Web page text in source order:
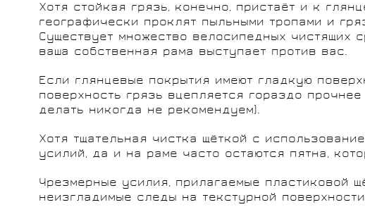
Хотя стойкая грязь, конечно, пристаёт и к
географически проклят пыльными тропами и
Существует множество велосипедных чистящих
ваша собственная рама выступает против вас.
Если глянцевые покрытия имеют гладкую
поверхность грязь вцепляется гораздо
делать никогда не рекомендуем).
Хотя тщательная чистка щёткой с
усилий, да и на раме часто остаются пятна,
Чрезмерные усилия, прилагаемые пластиковой
неизгладимые следы на текстурной